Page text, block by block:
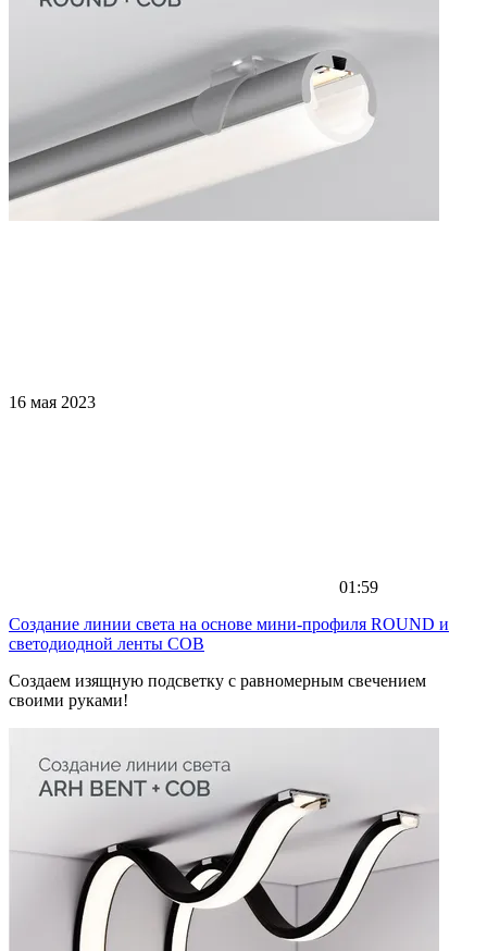
16 мая 2023
01:59
Создание линии света на основе мини-профиля ROUND и
светодиодной ленты COB
Создаем изящную подсветку с равномерным свечением
своими руками!